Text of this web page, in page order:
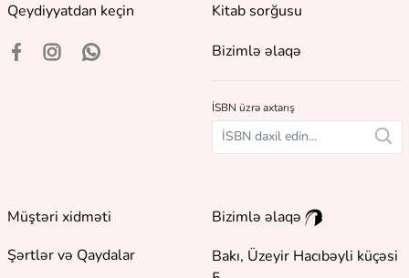
Qeydiyyatdan keçin
Kitab sorğusu
Bizimlə əlaqə
İSBN üzrə axtarış
Müştəri xidməti
Şərtlər və Qaydalar
Bizimlə əlaqə
Bakı, Üzeyir Hacıbəyli küçəsi